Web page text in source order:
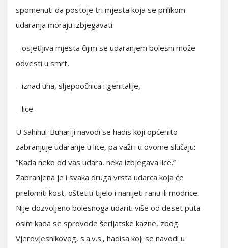
spomenuti da postoje tri mjesta koja se prilikom
udaranja moraju izbjegavati:
– osjetljiva mjesta čijim se udaranjem bolesni može
odvesti u smrt,
– iznad uha, sljepoočnica i genitalije,
– lice.
U Sahihul-Buhariji navodi se hadis koji općenito
zabranjuje udaranje u lice, pa važi i u ovome slučaju:
”Kada neko od vas udara, neka izbjegava lice.”
Zabranjena je i svaka druga vrsta udarca koja će
prelomiti kost, oštetiti tijelo i nanijeti ranu ili modrice.
Nije dozvoljeno bolesnoga udariti više od deset puta
osim kada se sprovode šerijatske kazne, zbog
Vjerovjesnikovog, s.a.v.s., hadisa koji se navodi u